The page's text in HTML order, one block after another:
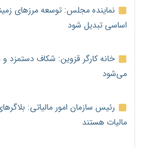
نماینده مجلس: توسعه مرزهای
اساسی تبدیل شود
خانه کارگر قزوین: شکاف دستمزد
می‌شود
رئیس سازمان امور مالیاتی:
مالیات هستند